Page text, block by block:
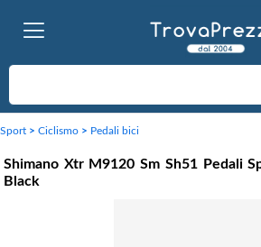
Sport > Ciclismo > Pedali bici
Shimano Xtr M9120 Sm Sh51 Pedali
Black